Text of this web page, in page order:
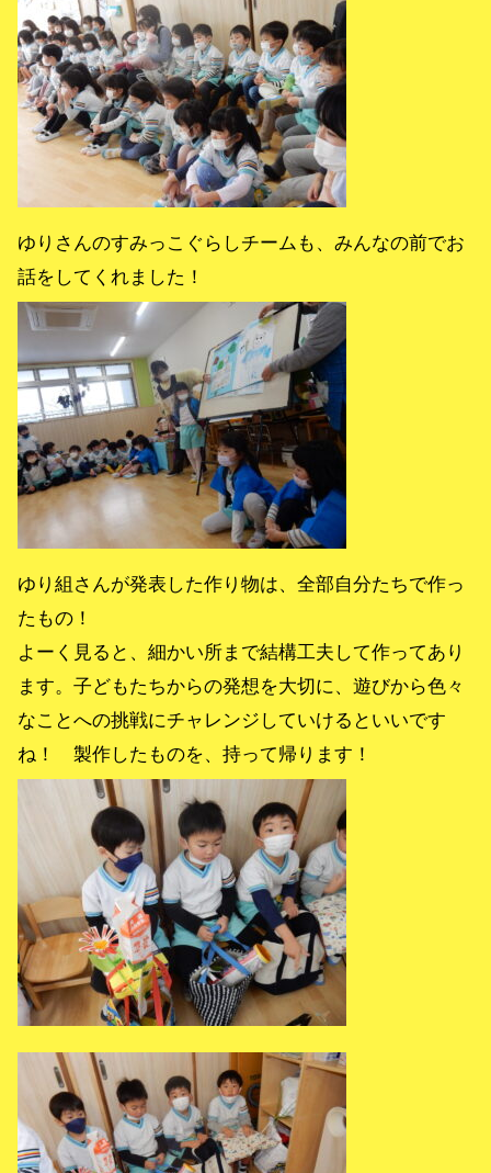
ゆりさんのすみっこぐらしチームも、みんなの前でお
話をしてくれました！
ゆり組さんが発表した作り物は、全部自分たちで作っ
たもの！
よーく見ると、細かい所まで結構工夫して作ってあり
ます。子どもたちからの発想を大切に、遊びから色々
なことへの挑戦にチャレンジしていけるといいです
ね！ 製作したものを、持って帰ります！